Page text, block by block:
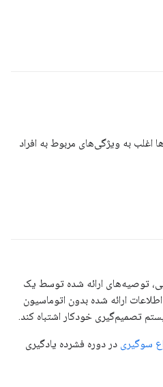
اغلب به ویژگی‌های مربوط به افراد
توصیه‌های ارائه شده توسط یک
ارائه شده بدون اتوماسیون
تصمیم‌گیری خودکار اشتباه کند.
سوگیری در دوره فشرده یادگیری